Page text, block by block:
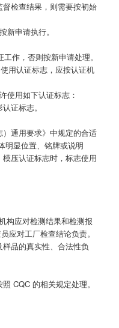
检查结果，则需要按初始
新申请执行。
作，否则按新申请处理。
用认证标志，应按认证机
使用如下认证标志：
证标志。
通用要求》中规定的合适
明显位置、铭牌或说明
压认证标志时，标志使用
构应对检测结果和检测报
应对工厂检查结论负责。
品的真实性、合法性负
CQC 的相关规定处理。